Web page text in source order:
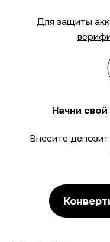
Для защиты
Начни
Внесите депозит